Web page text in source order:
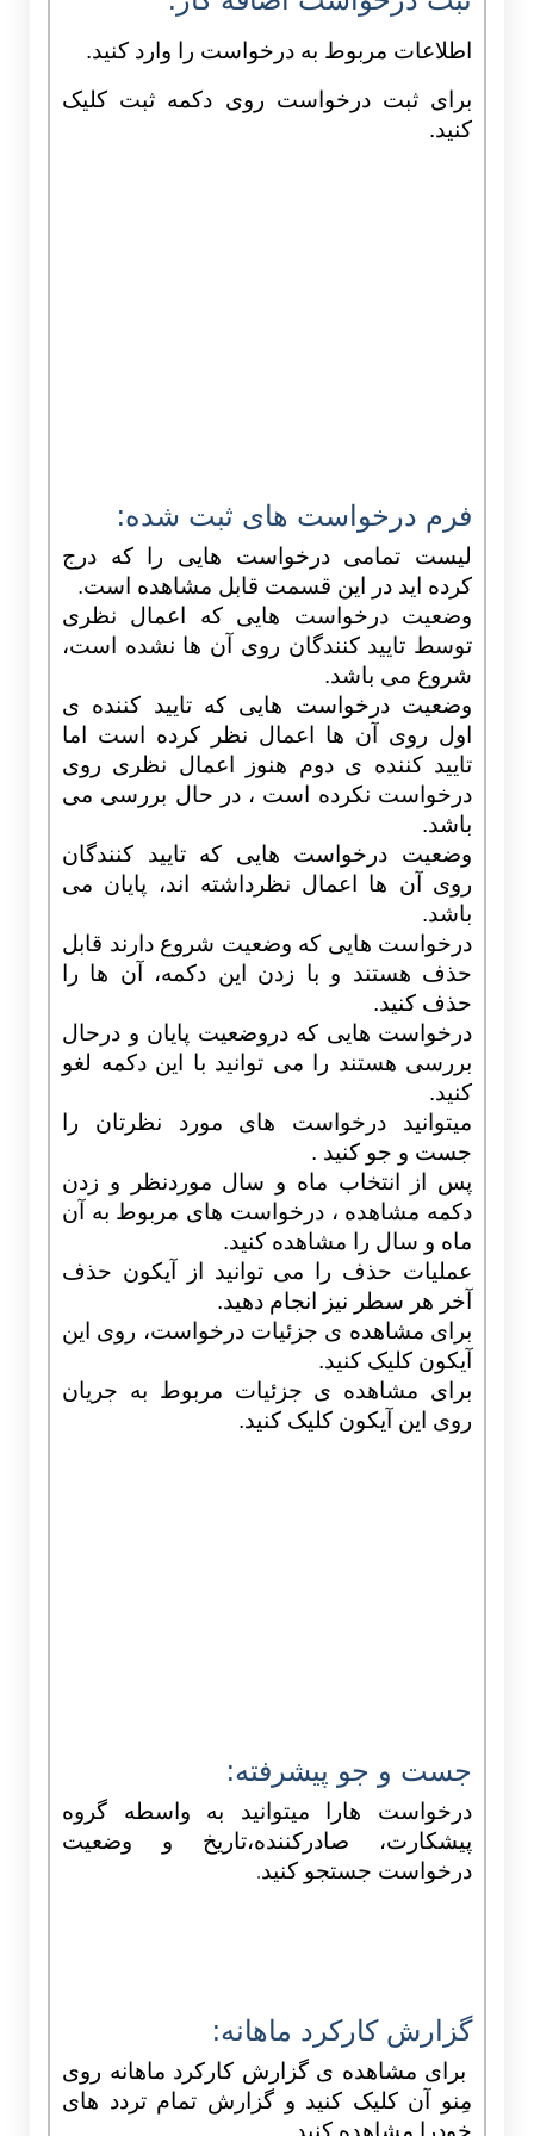
اطلاعات مربوط به درخواست را وارد کنید.
برای ثبت درخواست روی دکمه ثبت کلیک
کنید.
فرم درخواست های ثبت شده:
لیست تمامی درخواست هایی را که درج
کرده اید در این قسمت قابل مشاهده است.
وضعیت درخواست هایی که اعمال نظری
توسط تایید کنندگان روی آن ها نشده است،
شروع می باشد.
وضعیت درخواست هایی که تایید کننده ی
اول روی آن ها اعمال نظر کرده است اما
تایید کننده ی دوم هنوز
اعمال نظری روی
درخواست نکرده است ، در حال بررسی می
باشد.
وضعیت درخواست هایی که تایید کنندگان
روی آن ها اعمال نظرداشته اند، پایان می
باشد.
درخواست هایی که وضعیت شروع دارند قابل
حذف هستند و با زدن این دکمه، آن ها را
حذف کنید.
درخواست هایی که دروضعیت پایان و درحال
بررسی هستند را می توانید با این دکمه لغو
کنید.
میتوانید درخواست های مورد نظرتان را
جست و جو کنید .
پس از انتخاب ماه و سال موردنظر و زدن
دکمه مشاهده ، درخواست های مربوط به آن
ماه و سال را مشاهده کنید.
عملیات حذف را می توانید از آیکون حذف
آخر هر سطر نیز انجام دهید.
برای مشاهده ی جزئیات درخواست، روی این
آیکون کلیک کنید.
برای مشاهده ی جزئیات مربوط به جریان
روی این آیکون کلیک کنید.
جست و جو پیشرفته:
درخواست هارا میتوانید به واسطه گروه
پیشکارت، صادرکننده،تاریخ و وضعیت
درخواست جستجو کنید.
گزارش کارکرد ماهانه:
برای مشاهده ی گزارش کارکرد ماهانه روی
مِنو آن کلیک کنید و گزارش تمام تردد های